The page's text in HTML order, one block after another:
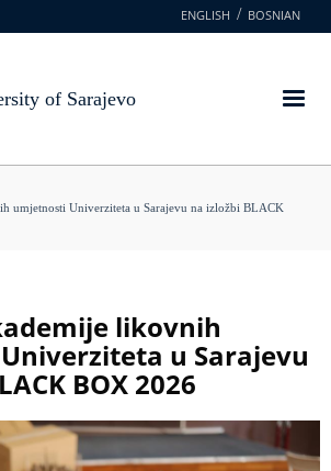
ENGLISH BOSNIAN
of Sarajevo
umjetnosti Univerziteta u Sarajevu na izložbi BLACK
likovnih
u Sarajevu
BOX 2026